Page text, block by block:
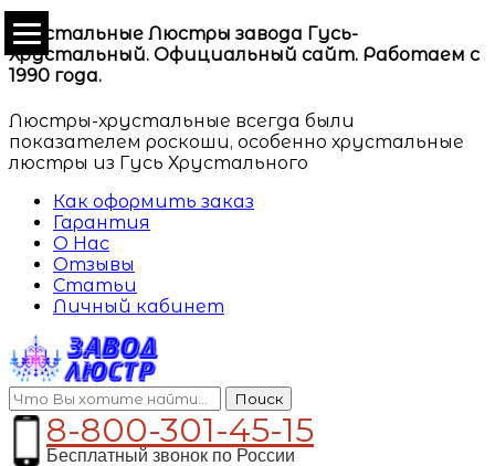
Хрустальные Люстры завода Гусь-
Хрустальный. Официальный сайт. Работаем с
1990 года.
Люстры-хрустальные всегда были
показателем роскоши, особенно хрустальные
люстры из Гусь Хрустального
Как оформить заказ
Гарантия
О Нас
Отзывы
Статьи
Личный кабинет
Поиск
8-800-301-45-15
Бесплатный звонок по России